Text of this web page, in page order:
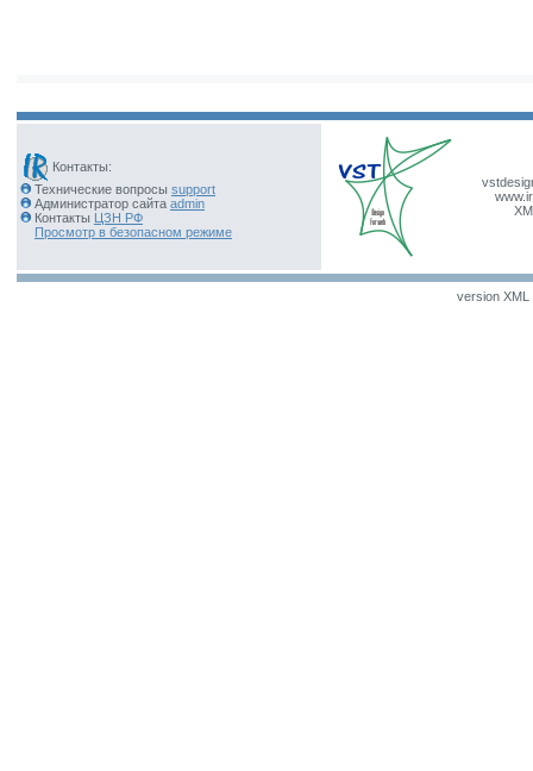
Контакты:
Технические вопросы support
Администратор сайта admin
Контакты ЦЗН РФ
Просмотр в безопасном режиме
version